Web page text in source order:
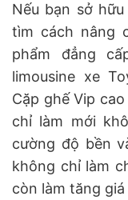
Nếu bạn sở
tìm cách nâng
phẩm đẳng
limousine xe
Cặp ghế Vip
chỉ làm mới
cường độ bền
không chỉ làm
còn làm tăng